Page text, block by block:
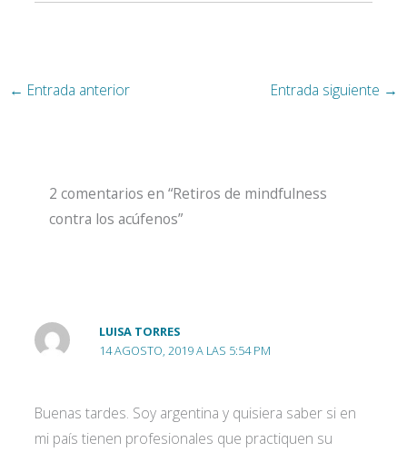
← Entrada anterior Entrada siguiente →
2 comentarios en “Retiros de mindfulness
contra los acúfenos”
LUISA TORRES
14 AGOSTO, 2019 A LAS 5:54 PM
Buenas tardes. Soy argentina y quisiera saber si en
mi país tienen profesionales que practiquen su